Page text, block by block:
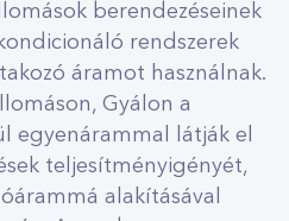
berendezéseinek
rendszerek
áramot használnak.
Gyálon a
egyenárammal látják el
teljesítményigényét,
alakításával